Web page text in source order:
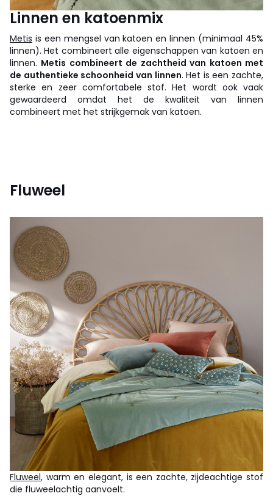
Linnen en katoenmix
Metis is een mengsel van katoen en linnen (minimaal 45%
linnen). Het combineert alle eigenschappen van katoen en
linnen. Metis combineert de zachtheid van katoen met
de authentieke schoonheid van linnen. Het is een zachte,
sterke en zeer comfortabele stof. Het wordt ook vaak
gewaardeerd omdat het de kwaliteit van linnen
combineert met het strijkgemak van katoen.
Fluweel
Fluweel, warm en elegant, is een zachte, zijdeachtige stof
die fluweelachtig aanvoelt.